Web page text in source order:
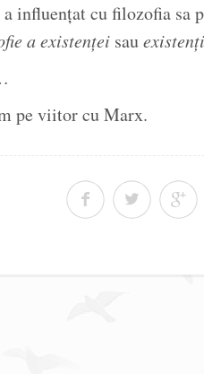
influențat cu filozofia sa
a existenței sau
pe viitor cu Marx.